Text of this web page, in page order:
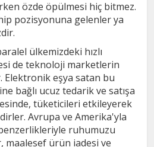
özde öpülmesi hiç bitmez.
pozisyonuna gelenler ya
ülkemizdeki hızlı
de teknoloji marketlerin
Elektronik eşya satan bu
bağlı ucuz tedarik ve satışa
tüketicileri etkileyerek
Avrupa ve Amerika'yla
ruhumuzu
maalesef ürün iadesi ve